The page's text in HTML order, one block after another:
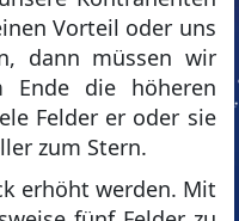
Vorteil oder uns
dann müssen wir
Ende die höheren
Felder er oder sie
zum Stern.
erhöht werden. Mit